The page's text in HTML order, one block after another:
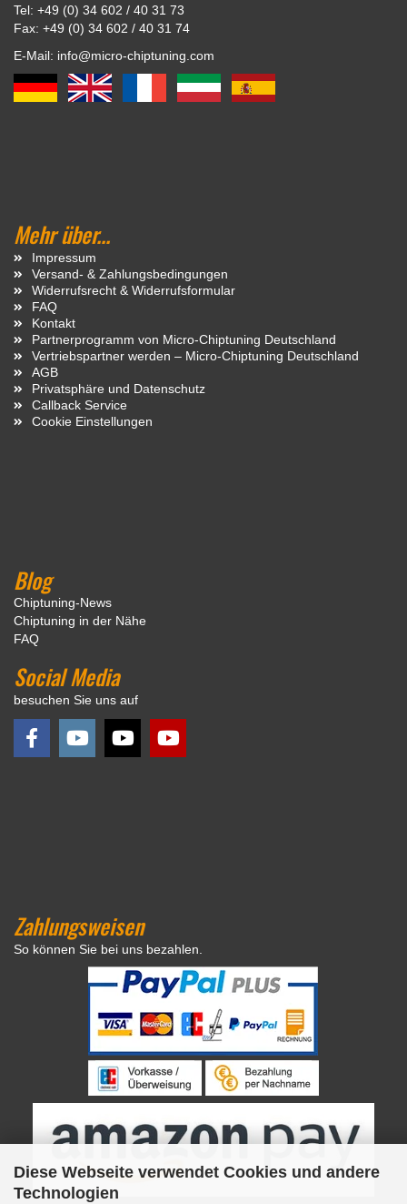
Diese Webseite verwendet Cookies und andere
Technologien
Tel: +49 (0) 34 602 / 40 31 73
Fax: +49 (0) 34 602 / 40 31 74
E-Mail: info@micro-chiptuning.com
Mehr über...
Impressum
Versand- & Zahlungsbedingungen
Widerrufsrecht & Widerrufsformular
FAQ
Kontakt
Partnerprogramm von Micro-Chiptuning Deutschland
Vertriebspartner werden – Micro-Chiptuning Deutschland
AGB
Privatsphäre und Datenschutz
Callback Service
Cookie Einstellungen
Blog
Chiptuning-News
Chiptuning in der Nähe
FAQ
Social Media
besuchen Sie uns auf
Zahlungsweisen
So können Sie bei uns bezahlen.